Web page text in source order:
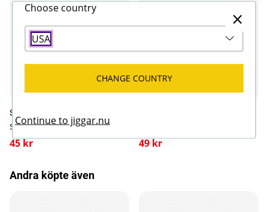
Fler varianter
Svartzonker McTail Svansar
Svartzonker
45 kr
Fler varianter
49 kr
Andra köpte även
Choose country
USA
CHANGE COUNTRY
Continue to jiggar.nu